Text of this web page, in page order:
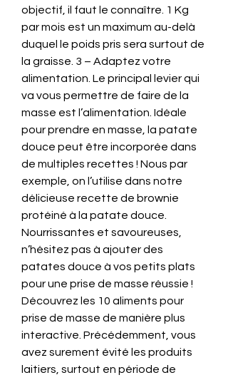
objectif, il faut le connaître. 1 Kg
par mois est un maximum au-delà
duquel le poids pris sera surtout de
la graisse. 3 – Adaptez votre
alimentation. Le principal levier qui
va vous permettre de faire de la
masse est l’alimentation. Idéale
pour prendre en masse, la patate
douce peut être incorporée dans
de multiples recettes ! Nous par
exemple, on l’utilise dans notre
délicieuse recette de brownie
protéiné à la patate douce.
Nourrissantes et savoureuses,
n’hésitez pas à ajouter des
patates douce à vos petits plats
pour une prise de masse réussie !
Découvrez les 10 aliments pour
prise de masse de manière plus
interactive. Précédemment, vous
avez surement évité les produits
laitiers, surtout en période de